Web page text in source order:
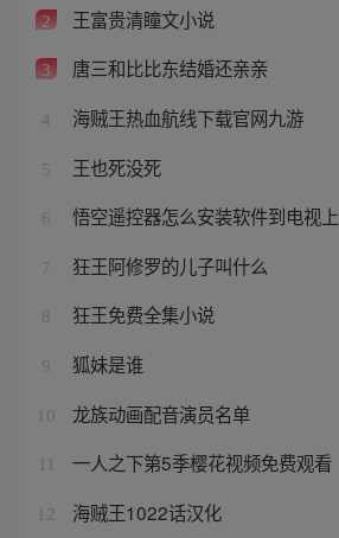
2 王富贵清瞳文小说
3 唐三和比比东结婚还亲亲
4 海贼王热血航线下载官网九游
5 王也死没死
6 悟空遥控器怎么安装软件到电视上
7 狂王阿修罗的儿子叫什么
8 狂王免费全集小说
9 狐妹是谁
10 龙族动画配音演员名单
一人之下第5季樱花视频免费观看
12 海贼王1022话汉化